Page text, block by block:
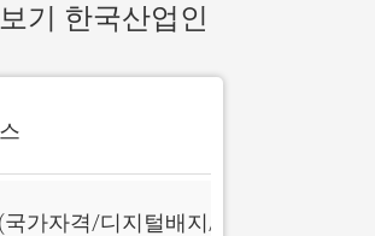
기 한국산업인
국가자격/디지털배지/전자지갑)